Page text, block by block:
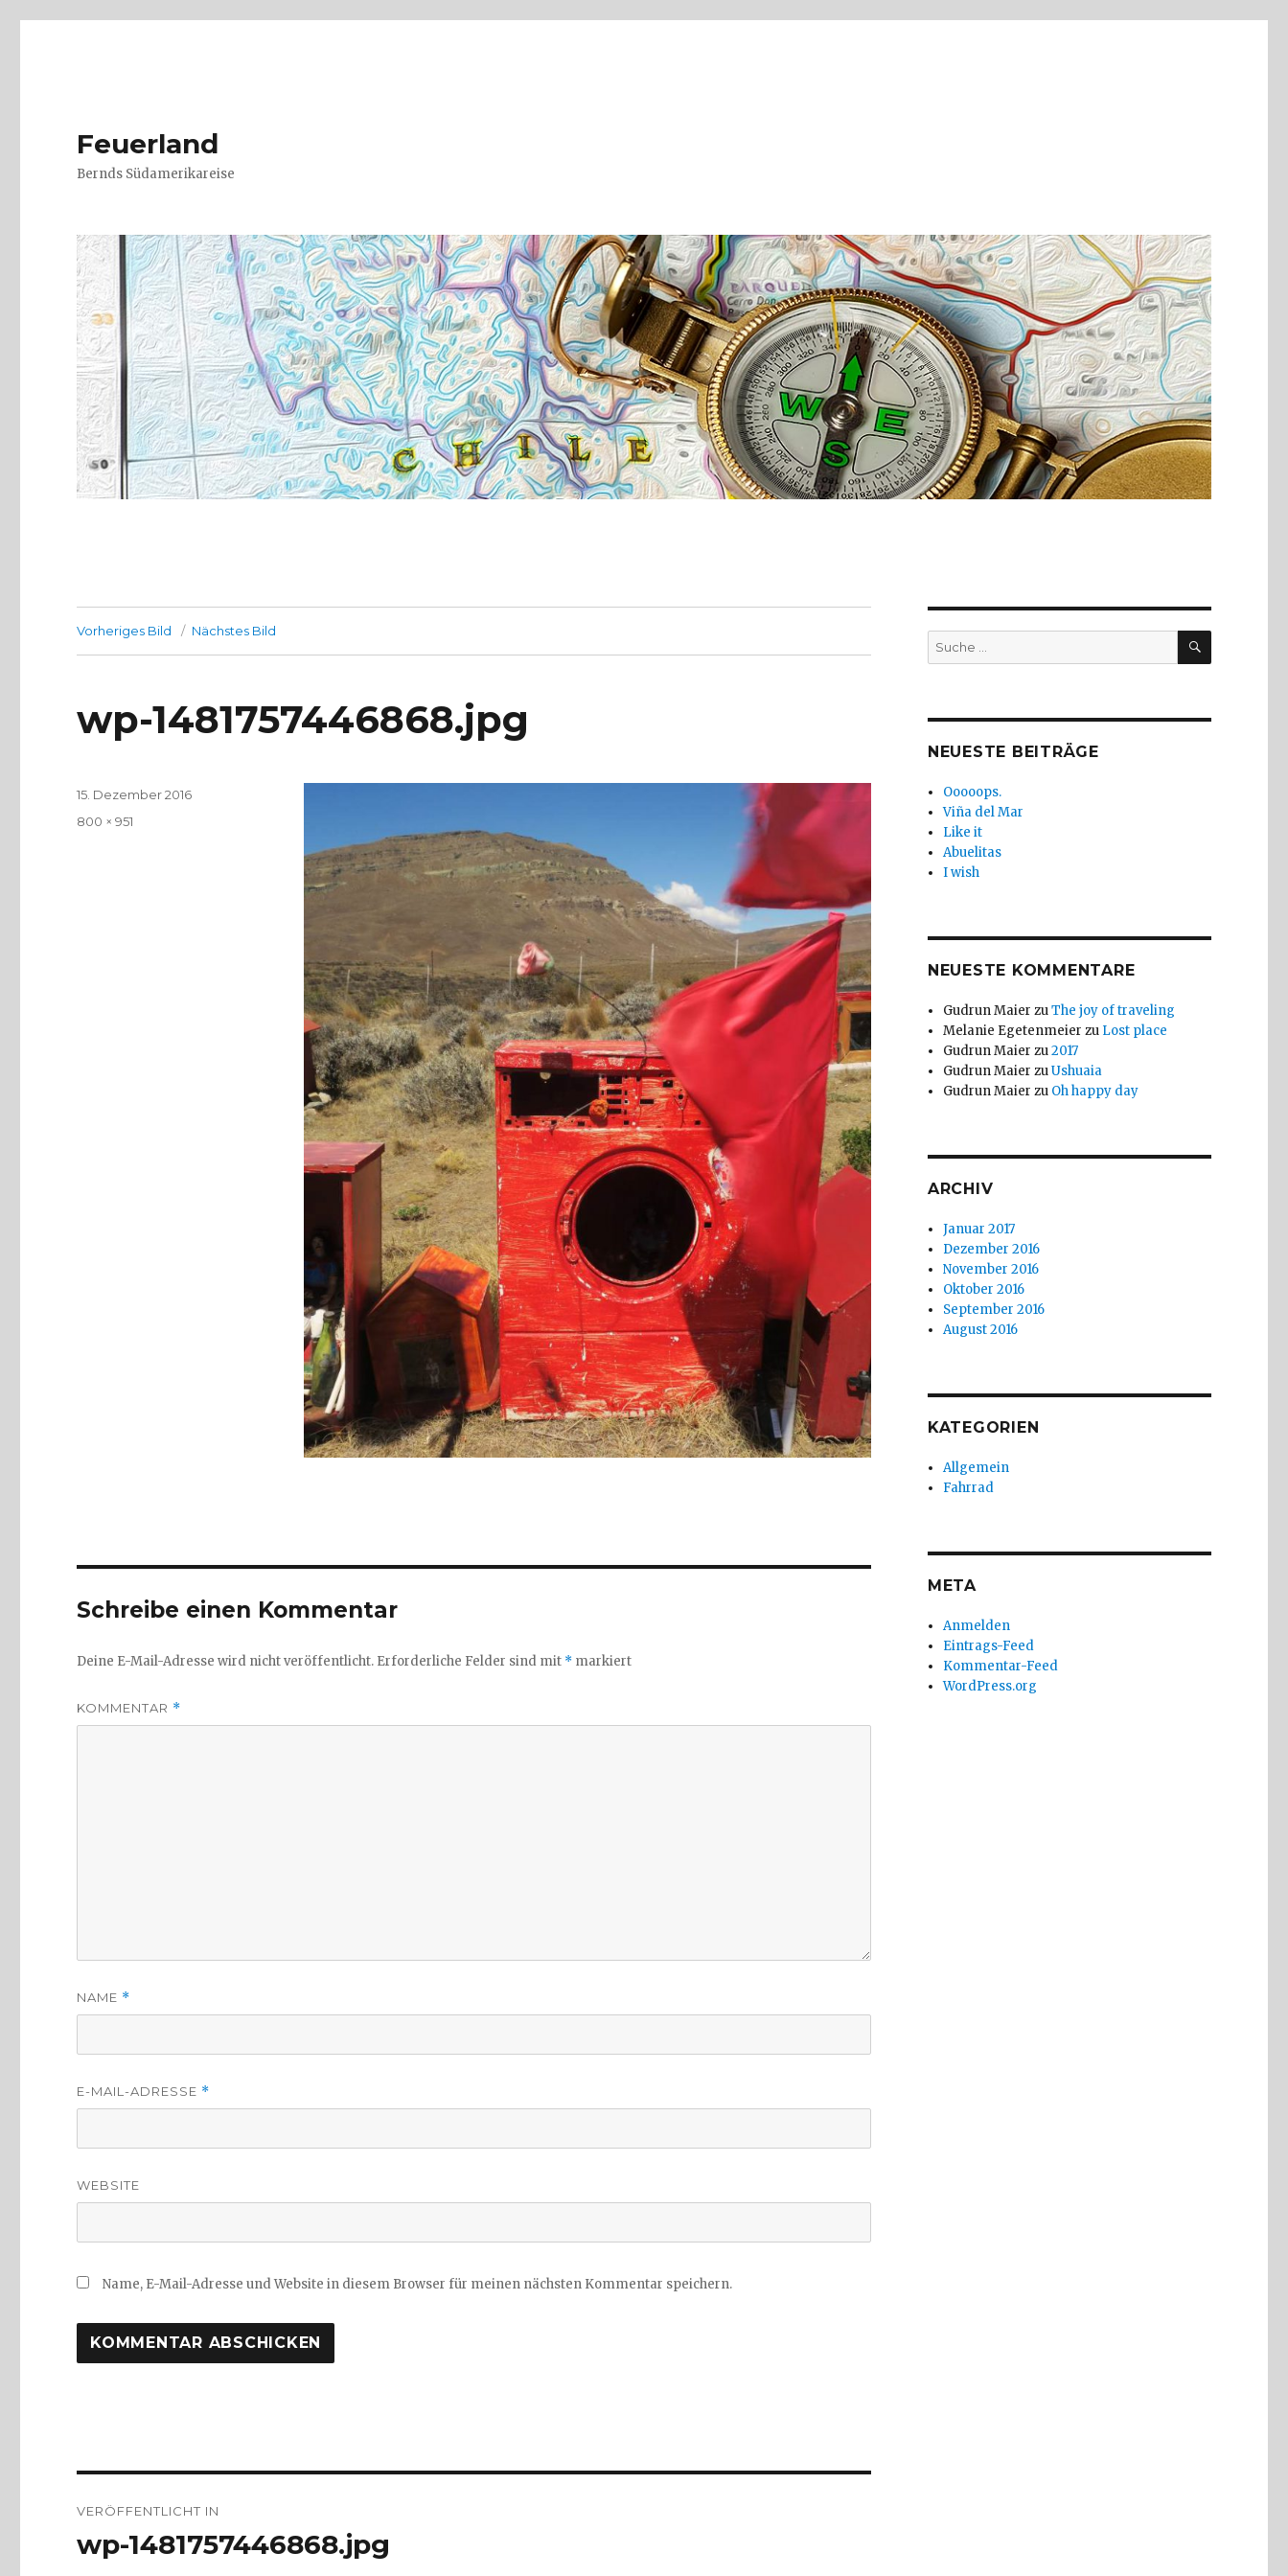
Feuerland
Bernds Südamerikareise
Vorheriges Bild Nächstes Bild
wp-1481757446868.jpg
Veröffentlicht
15. Dezember 2016
Volle
800 × 951
Schreibe einen Kommentar
Deine E-Mail-Adresse wird nicht veröffentlicht. Erforderliche Felder sind mit * markiert
KOMMENTAR *
NAME *
E-MAIL-ADRESSE *
WEBSITE
Name, E-Mail-Adresse und Website in diesem Browser für meinen nächsten Kommentar speichern.
VERÖFFENTLICHT IN
wp-1481757446868.jpg
Suche
nach:
SUCHE
NEUESTE BEITRÄGE
Ooooops.
Viña del Mar
Like it
Abuelitas
I wish
NEUESTE KOMMENTARE
Gudrun Maier zuThe joy of traveling
Melanie Egetenmeier zu Lost place
Gudrun Maier zu2017
Gudrun Maier zuUshuaia
Gudrun Maier zu Oh happy day
ARCHIV
Januar 2017
Dezember 2016
November 2016
Oktober 2016
September 2016
August 2016
KATEGORIEN
Allgemein
Fahrrad
META
Anmelden
Eintrags-Feed
Kommentar-Feed
WordPress.org